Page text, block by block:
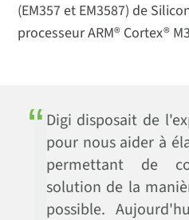
(EM357 et EM3587) de
processeur ARM® Cortex®
Digi disposait de
pour nous aider à
permettant de
solution de la
possible.